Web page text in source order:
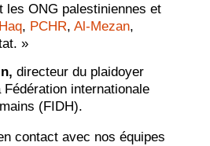
les ONG palestiniennes et
, PCHR, Al-Mezan,
»
directeur du plaidoyer
internationale
(FIDH).
contact avec nos équipes